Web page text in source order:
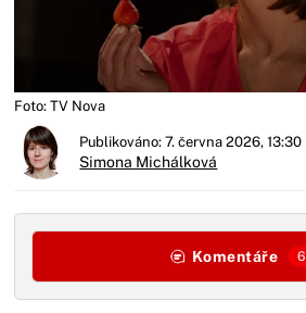
Foto: TV Nova
Publikováno: 7. června 2026, 13:30
Simona Michálková
Komentáře 6